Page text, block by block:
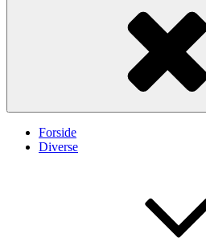
Forside
Diverse